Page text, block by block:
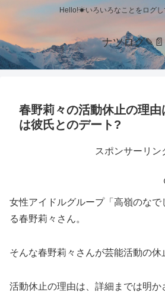
Hello!☀いろいろなことをログ
ナツログ✎📄
春野莉々の活動休止の理
は彼氏とのデート?
スポンサーリン
女性アイドルグループ「高嶺のなで
る春野莉々さん。
そんな春野莉々さんが芸能活動の休
活動休止の理由は、詳細までは明か